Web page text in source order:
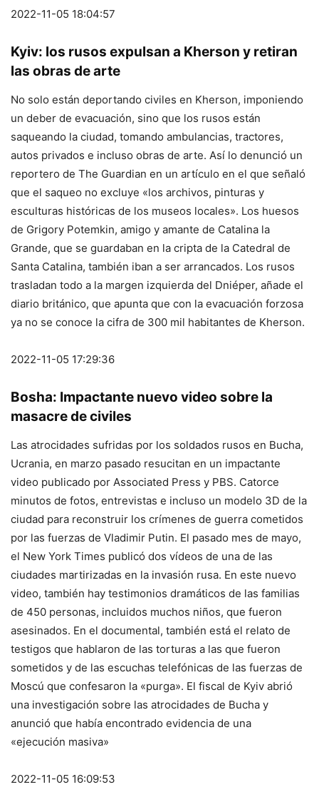
2022-11-05 18:04:57
Kyiv: los rusos expulsan a Kherson y retiran
las obras de arte
No solo están deportando civiles en Kherson, imponiendo
un deber de evacuación, sino que los rusos están
saqueando la ciudad, tomando ambulancias, tractores,
autos privados e incluso obras de arte. Así lo denunció un
reportero de The Guardian en un artículo en el que señaló
que el saqueo no excluye «los archivos, pinturas y
esculturas históricas de los museos locales». Los huesos
de Grigory Potemkin, amigo y amante de Catalina la
Grande, que se guardaban en la cripta de la Catedral de
Santa Catalina, también iban a ser arrancados. Los rusos
trasladan todo a la margen izquierda del Dniéper, añade el
diario británico, que apunta que con la evacuación forzosa
ya no se conoce la cifra de 300 mil habitantes de Kherson.
2022-11-05 17:29:36
Bosha: Impactante nuevo video sobre la
masacre de civiles
Las atrocidades sufridas por los soldados rusos en Bucha,
Ucrania, en marzo pasado resucitan en un impactante
video publicado por Associated Press y PBS. Catorce
minutos de fotos, entrevistas e incluso un modelo 3D de la
ciudad para reconstruir los crímenes de guerra cometidos
por las fuerzas de Vladimir Putin. El pasado mes de mayo,
el New York Times publicó dos vídeos de una de las
ciudades martirizadas en la invasión rusa. En este nuevo
video, también hay testimonios dramáticos de las familias
de 450 personas, incluidos muchos niños, que fueron
asesinados. En el documental, también está el relato de
testigos que hablaron de las torturas a las que fueron
sometidos y de las escuchas telefónicas de las fuerzas de
Moscú que confesaron la «purga». El fiscal de Kyiv abrió
una investigación sobre las atrocidades de Bucha y
anunció que había encontrado evidencia de una
«ejecución masiva»
2022-11-05 16:09:53